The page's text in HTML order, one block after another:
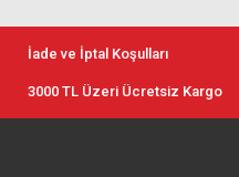
İade ve İptal Koşulları
3000 TL Üzeri Ücretsiz Kargo